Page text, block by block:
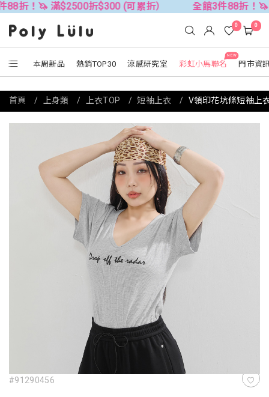
滿$2500折$300 (可累折） 全館3件88折！🦄 滿
本周新品 熱銷TOP30 涼感研究室
NEW
彩虹小馬聯名 門市資
0 0
#91290456
首頁 上身類 上衣TOP 短袖上衣 V領印花坑條短袖上